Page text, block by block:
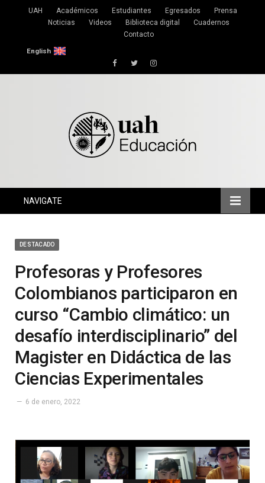
UAH Académicos Estudiantes Egresados
Prensa
Noticias
Videos Biblioteca digital
Cuadernos
Contacto
English
FacebookTwitterInstagram
NAVIGATE
DESTACADO
Profesoras y Profesores
Colombianos participaron en
curso “Cambio climático: un
desafío interdisciplinario” del
Magister en Didáctica de las
Ciencias Experimentales
6 de enero, 2022